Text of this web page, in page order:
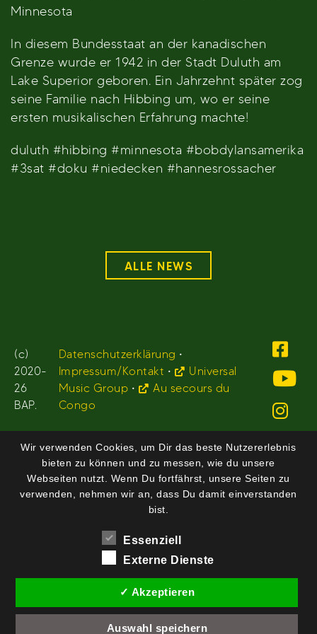
Minnesota
In diesem Bundesstaat an der kanadischen
Grenze wurde er 1942 in der Stadt Duluth am
Lake Superior geboren. Ein Jahrzehnt später zog
seine Familie nach Hibbing um, wo er seine
ersten musikalischen Erfahrung machte!
duluth #hibbing #minnesota #bobdylansamerika
#3sat #doku #niedecken #hannesrossacher
ALLE NEWS
(c)
2020-
26
BAP.
Datenschutzerklärung •
Impressum/Kontakt •
Universal
Music Group •
Au secours du
Congo
Wir verwenden Cookies, um Dir das beste Nutzererlebnis
bieten zu können und zu messen, wie du unsere
Webseiten nutzt. Wenn Du fortfährst, unsere Seiten zu
verwenden, nehmen wir an, dass Du damit einverstanden
bist.
Essenziell
Externe Dienste
✓ Akzeptieren
Auswahl speichern